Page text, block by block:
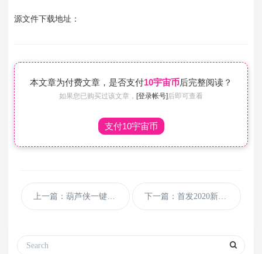
源文件下载地址：
本文章为付费文章，是否支付10宇宙币后完整阅读？
如果您已购买过该文章， [登录帐号]后即可查看
支付10宇宙币
上一篇：葫芦侠一键签到网页版工具源码